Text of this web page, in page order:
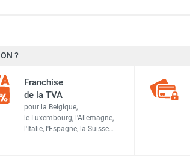
9,82 m³/h
7,62 m³/h
306 kg
60 U - SCHWANK
?
Franchise
de la TVA
pour la Belgique,
le Luxembourg, l'Allemagne,
l'Italie, l'Espagne, la Suisse…